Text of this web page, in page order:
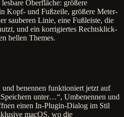
lesbare Oberfläche: größere
Kopf- und Fußzeile, größere Meter-
sauberen Linie, eine Fußleiste, die
und ein korrigiertes Rechtsklick-
hellen Themes.
und benennen funktioniert jetzt auf
unter…“, Umbenennen und
einen In-Plugin-Dialog im Stil
macOS, wo die